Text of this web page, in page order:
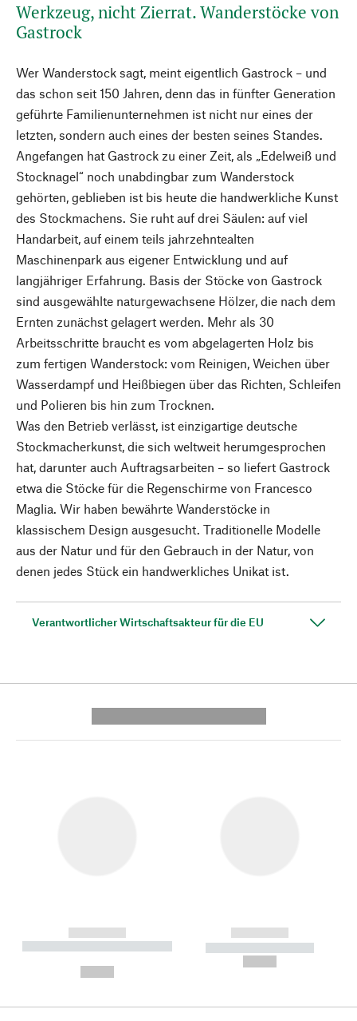
Werkzeug, nicht Zierrat. Wanderstöcke von
Gastrock
Wer Wanderstock sagt, meint eigentlich Gastrock – und
das schon seit 150 Jahren, denn das in fünfter Generation
geführte Familienunternehmen ist nicht nur eines der
letzten, sondern auch eines der besten seines Standes.
Angefangen hat Gastrock zu einer Zeit, als „Edelweiß und
Stocknagel“ noch unabdingbar zum Wanderstock
gehörten, geblieben ist bis heute die handwerkliche Kunst
des Stockmachens. Sie ruht auf drei Säulen: auf viel
Handarbeit, auf einem teils jahrzehntealten
Maschinenpark aus eigener Entwicklung und auf
langjähriger Erfahrung. Basis der Stöcke von Gastrock
sind ausgewählte naturgewachsene Hölzer, die nach dem
Ernten zunächst gelagert werden. Mehr als 30
Arbeitsschritte braucht es vom abgelagerten Holz bis
zum fertigen Wanderstock: vom Reinigen, Weichen über
Wasserdampf und Heißbiegen über das Richten, Schleifen
und Polieren bis hin zum Trocknen.
Was den Betrieb verlässt, ist einzigartige deutsche
Stockmacherkunst, die sich weltweit herumgesprochen
hat, darunter auch Auftragsarbeiten – so liefert Gastrock
etwa die Stöcke für die Regenschirme von Francesco
Maglia. Wir haben bewährte Wanderstöcke in
klassischem Design ausgesucht. Traditionelle Modelle
aus der Natur und für den Gebrauch in der Natur, von
denen jedes Stück ein handwerkliches Unikat ist.
Verantwortlicher Wirtschaftsakteur für die EU
------------
----------- ----------- --------
------------
----------- -----------